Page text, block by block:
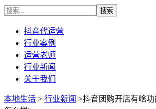
抖音代运营
行业案例
运营老师
行业新闻
关于我们
本地生活 > 行业新闻 >抖音团购开店有啥